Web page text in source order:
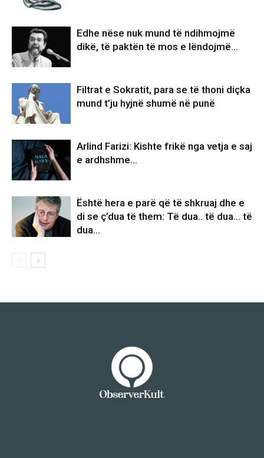
Edhe nëse nuk mund të ndihmojmë
dikë, të paktën të mos e lëndojmë…
Filtrat e Sokratit, para se të thoni diçka
mund t’ju hyjnë shumë në punë
Arlind Farizi: Kishte frikë nga vetja e saj
e ardhshme…
Është hera e parë që të shkruaj dhe e
di se ç’dua të them: Të dua.. të dua… të
dua…